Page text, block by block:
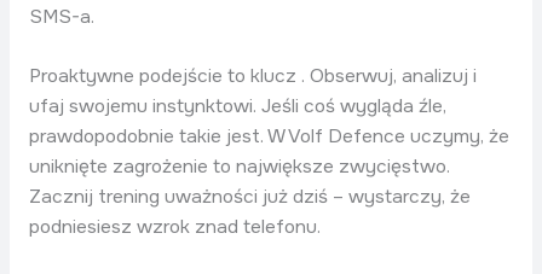
SMS-a.
Proaktywne podejście to klucz . Obserwuj, analizuj i
ufaj swojemu instynktowi. Jeśli coś wygląda źle,
prawdopodobnie takie jest. W Volf Defence uczymy, że
uniknięte zagrożenie to największe zwycięstwo.
Zacznij trening uważności już dziś – wystarczy, że
podniesiesz wzrok znad telefonu.